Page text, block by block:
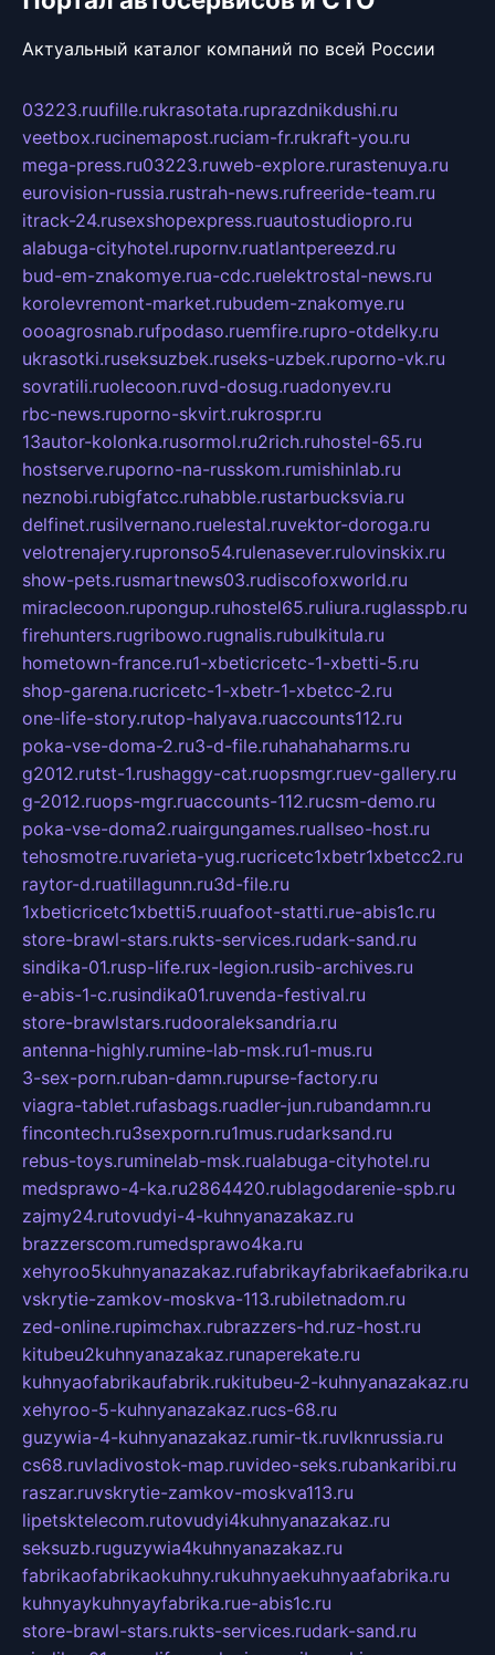
Актуальный каталог компаний по всей России
03223.ruufille.rukrasotata.ruprazdnikdushi.ru
veetbox.rucinemapost.ruciam-fr.rukraft-you.ru
mega-press.ru03223.ruweb-explore.rurastenuya.ru
eurovision-russia.rustrah-news.rufreeride-team.ru
itrack-24.rusexshopexpress.ruautostudiopro.ru
alabuga-cityhotel.rupornv.ruatlantpereezd.ru
bud-em-znakomye.rua-cdc.ruelektrostal-news.ru
korolevremont-market.rubudem-znakomye.ru
oooagrosnab.rufpodaso.ruemfire.rupro-otdelky.ru
ukrasotki.ruseksuzbek.ruseks-uzbek.ruporno-vk.ru
sovratili.ruolecoon.ruvd-dosug.ruadonyev.ru
rbc-news.ruporno-skvirt.rukrospr.ru
13autor-kolonka.rusormol.ru2rich.ruhostel-65.ru
hostserve.ruporno-na-russkom.rumishinlab.ru
neznobi.rubigfatcc.ruhabble.rustarbucksvia.ru
delfinet.rusilvernano.ruelestal.ruvektor-doroga.ru
velotrenajery.rupronso54.rulenasever.rulovinskix.ru
show-pets.rusmartnews03.rudiscofoxworld.ru
miraclecoon.rupongup.ruhostel65.ruliura.ruglasspb.ru
firehunters.rugribowo.rugnalis.rubulkitula.ru
hometown-france.ru1-xbeticricetc-1-xbetti-5.ru
shop-garena.rucricetc-1-xbetr-1-xbetcc-2.ru
one-life-story.rutop-halyava.ruaccounts112.ru
poka-vse-doma-2.ru3-d-file.ruhahahaharms.ru
g2012.rutst-1.rushaggy-cat.ruopsmgr.ruev-gallery.ru
g-2012.ruops-mgr.ruaccounts-112.rucsm-demo.ru
poka-vse-doma2.ruairgungames.ruallseo-host.ru
tehosmotre.ruvarieta-yug.rucricetc1xbetr1xbetcc2.ru
raytor-d.ruatillagunn.ru3d-file.ru
1xbeticricetc1xbetti5.ruuafoot-statti.rue-abis1c.ru
store-brawl-stars.rukts-services.rudark-sand.ru
sindika-01.rusp-life.rux-legion.rusib-archives.ru
e-abis-1-c.rusindika01.ruvenda-festival.ru
store-brawlstars.rudooraleksandria.ru
antenna-highly.rumine-lab-msk.ru1-mus.ru
3-sex-porn.ruban-damn.rupurse-factory.ru
viagra-tablet.rufasbags.ruadler-jun.rubandamn.ru
fincontech.ru3sexporn.ru1mus.rudarksand.ru
rebus-toys.ruminelab-msk.rualabuga-cityhotel.ru
medsprawo-4-ka.ru2864420.rublagodarenie-spb.ru
zajmy24.rutovudyi-4-kuhnyanazakaz.ru
brazzerscom.rumedsprawo4ka.ru
xehyroo5kuhnyanazakaz.rufabrikayfabrikaefabrika.ru
vskrytie-zamkov-moskva-113.rubiletnadom.ru
zed-online.rupimchax.rubrazzers-hd.ruz-host.ru
kitubeu2kuhnyanazakaz.runaperekate.ru
kuhnyaofabrikaufabrik.rukitubeu-2-kuhnyanazakaz.ru
xehyroo-5-kuhnyanazakaz.rucs-68.ru
guzywia-4-kuhnyanazakaz.rumir-tk.ruvlknrussia.ru
cs68.ruvladivostok-map.ruvideo-seks.rubankaribi.ru
raszar.ruvskrytie-zamkov-moskva113.ru
lipetsktelecom.rutovudyi4kuhnyanazakaz.ru
seksuzb.ruguzywia4kuhnyanazakaz.ru
fabrikaofabrikaokuhny.rukuhnyaekuhnyaafabrika.ru
kuhnyaykuhnyayfabrika.rue-abis1c.ru
store-brawl-stars.rukts-services.rudark-sand.ru